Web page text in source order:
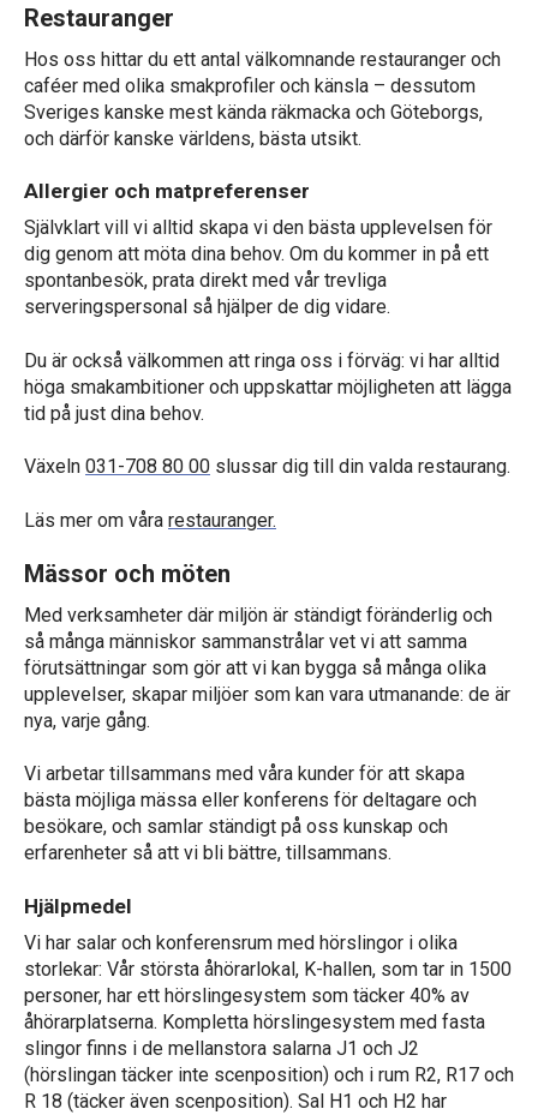
Restauranger
Hos oss hittar du ett antal välkomnande restauranger och
caféer med olika smakprofiler och känsla – dessutom
Sveriges kanske mest kända räkmacka och Göteborgs,
och därför kanske världens, bästa utsikt.
Allergier och matpreferenser
Självklart vill vi alltid skapa vi den bästa upplevelsen för
dig genom att möta dina behov. Om du kommer in på ett
spontanbesök, prata direkt med vår trevliga
serveringspersonal så hjälper de dig vidare.
Du är också välkommen att ringa oss i förväg: vi har alltid
höga smakambitioner och uppskattar möjligheten att lägga
tid på just dina behov.
Växeln 031-708 80 00 slussar dig till din valda restaurang.
Läs mer om våra restauranger.
Mässor och möten
Med verksamheter där miljön är ständigt föränderlig och
så många människor sammanstrålar vet vi att samma
förutsättningar som gör att vi kan bygga så många olika
upplevelser, skapar miljöer som kan vara utmanande: de är
nya, varje gång.
Vi arbetar tillsammans med våra kunder för att skapa
bästa möjliga mässa eller konferens för deltagare och
besökare, och samlar ständigt på oss kunskap och
erfarenheter så att vi bli bättre, tillsammans.
Hjälpmedel
Vi har salar och konferensrum med hörslingor i olika
storlekar: Vår största åhörarlokal, K-hallen, som tar in 1500
personer, har ett hörslingesystem som täcker 40% av
åhörarplatserna. Kompletta hörslingesystem med fasta
slingor finns i de mellanstora salarna J1 och J2
(hörslingan täcker inte scenposition) och i rum R2, R17 och
R 18 (täcker även scenposition). Sal H1 och H2 har